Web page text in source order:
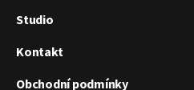
Studio
Kontakt
Obchodní podmínky